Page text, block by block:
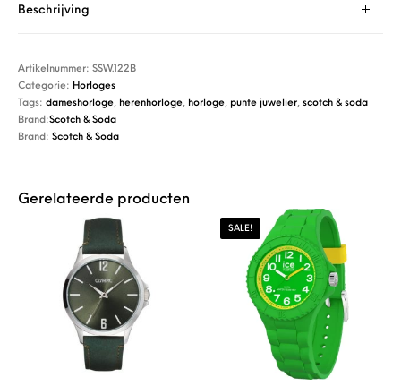
Beschrijving
Artikelnummer:SSW.122B
Categorie: Horloges
Tags:dameshorloge, herenhorloge, horloge, punte juwelier,scotch & soda
Brand:Scotch & Soda
Brand:Scotch & Soda
Gerelateerde producten
SALE!